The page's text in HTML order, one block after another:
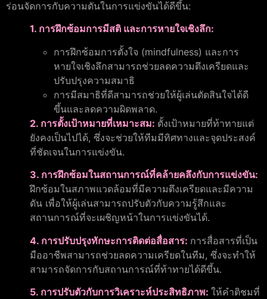
ร่อนจัดการกับความดันในการแข่งขันได้ดีขึ้น:
1. การฝึกซ้อมการมีสติ และการหายใจเชิงลึก:
การฝึกซ้อมการตั้งใจ (mindfulness) และการ
หายใจเชิงลึกสามารถช่วยลดความตึงเครียดและ
ปรับปรุงความสมาธิ
การมีสมาธิที่ดีสามารถช่วยให้ผู้เล่นตัดสินใจได้ดี
ขึ้นและลดความผิดพลาด.
2. การตั้งเป้าหมายที่เหมาะสม: ตั้งเป้าหมายที่ท้าทายแต่
ยังคงเป็นไปได้, ซึ่งจะช่วยให้ทีมมีทิศทางและจุดประสงค์
ที่ชัดเจนในการแข่งขัน.
3. การฝึกซ้อมในสถานการณ์ที่คล้ายคลึงกับการแข่งขัน:
ฝึกซ้อมในสภาพแวดล้อมที่มีความตึงเครียดและมีความ
ดัน เพื่อให้ผู้เล่นสามารถปรับตัวกับความรู้สึกและ
สถานการณ์ที่จะเผชิญหน้าในการแข่งขันได้.
4. การปรับปรุงทักษะการติดต่อสื่อสาร: การสื่อสารที่เป็น
มืออาชีพสามารถช่วยลดความเครียดในทีม, ซึ่งจะทำให้
สามารถจัดการกับสถานการณ์ที่ท้าทายได้ดีขึ้น.
5. การปรับตัวกับการวิเคราะห์ประสิทธิภาพ: ให้คำติชมที่